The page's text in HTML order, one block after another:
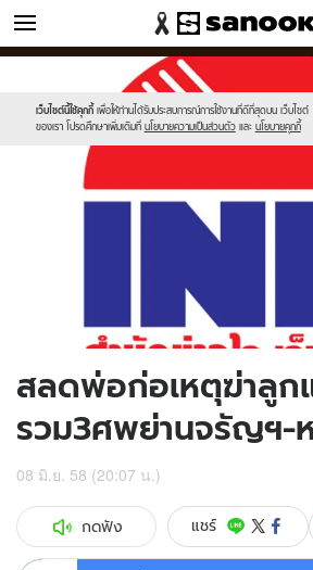
ข่าว
เว็บไซต์นี้ใช้คุกกี้ เพื่อให้ท่านได้รับประสบการณ์การใช้งานที่ดีที่สุดบน เว็บไซต์
ของเรา โปรดศึกษาเพิ่มเติมที่ นโยบายความเป็นส่วนตัว และ นโยบายคุกกี้
//s.isanook.com/sr/0/images/logo-
sanook.png
//s.isanook.com/ns/0/ud/361/1809006/
สลดพ่อก่อเหตุฆ่าลูก
รวม3ศพย่านจรัญฯ-
08 มิ.ย. 58 (20:07 น.)
กดฟัง แชร์